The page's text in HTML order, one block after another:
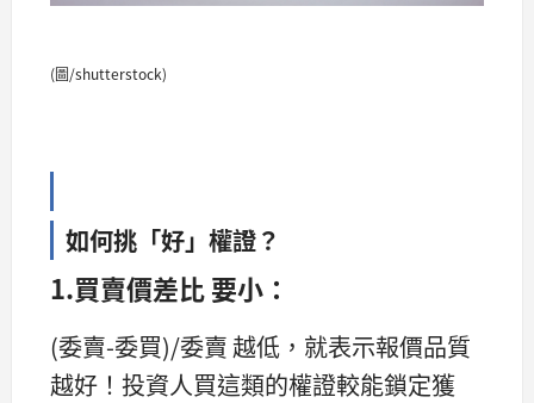
(圖/shutterstock)
如何挑「好」權證？
1.買賣價差比 要小：
(委賣-委買)/委賣 越低，就表示報價品質
越好！投資人買這類的權證較能鎖定獲